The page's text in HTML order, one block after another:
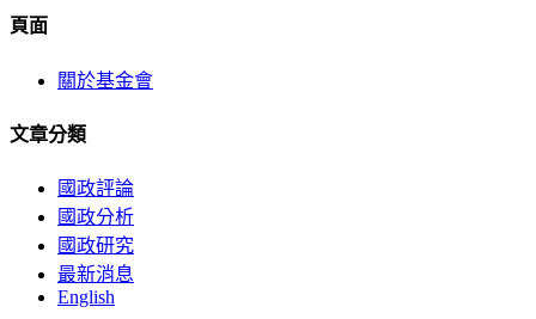
頁面
關於基金會
文章分類
國政評論
國政分析
國政研究
最新消息
English